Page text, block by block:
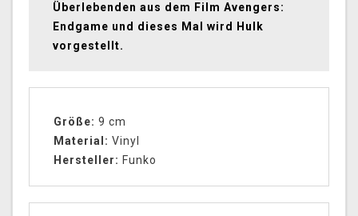
Überlebenden aus dem Film Avengers:
Endgame und dieses Mal wird Hulk
vorgestellt.
Größe: 9 cm
Material: Vinyl
Hersteller: Funko